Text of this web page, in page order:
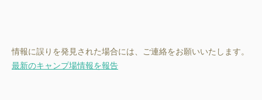
情報に誤りを発見された場合には、ご連絡をお願いいたします。
最新のキャンプ場情報を報告